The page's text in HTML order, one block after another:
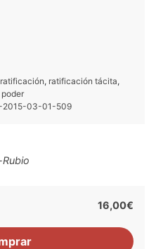
ratificación, ratificación tácita,
2015-03-01-509
16,00€